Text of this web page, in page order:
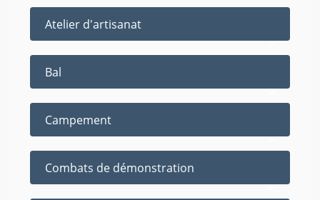
Atelier d'artisanat
Bal
Campement
Combats de démonstration